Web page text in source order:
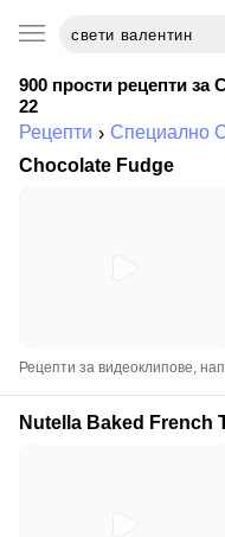
900 прости рецепти за
22
Рецепти Специално
Chocolate Fudge
Рецепти за видеоклипове,
Nutella Baked French